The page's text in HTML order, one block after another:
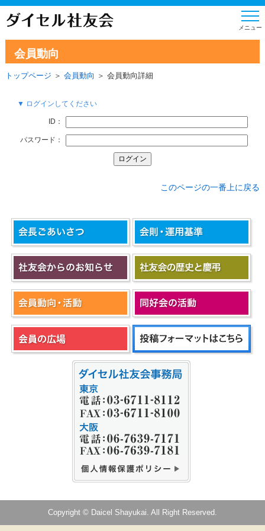
会員動向
トップページ ＞ 会員動向 ＞ 会員動向詳細
▼ ログインしてください
ID：
パスワード：
このページの一番上に戻る
Copyright © Daicel Shayukai. All Right Reserved.